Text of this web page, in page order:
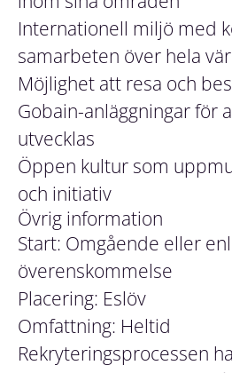
Internationell miljö med
samarbeten över hela
Möjlighet att resa och
Gobain-anläggningar för
utvecklas
Öppen kultur som
och initiativ
Övrig information
Start: Omgående eller
överenskommelse
Placering: Eslöv
Omfattning: Heltid
Rekryteringsprocessen